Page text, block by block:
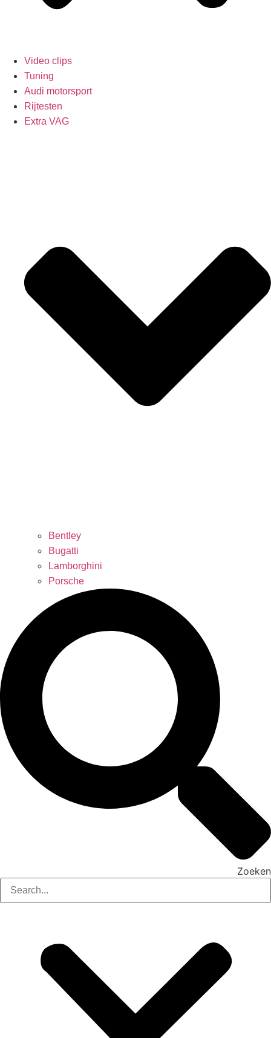
Video clips
Tuning
Audi motorsport
Rijtesten
Extra VAG
Bentley
Bugatti
Lamborghini
Porsche
Zoeken